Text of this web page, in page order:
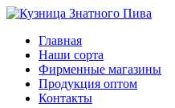
Главная
Наши сорта
Фирменные магазины
Продукция оптом
Контакты